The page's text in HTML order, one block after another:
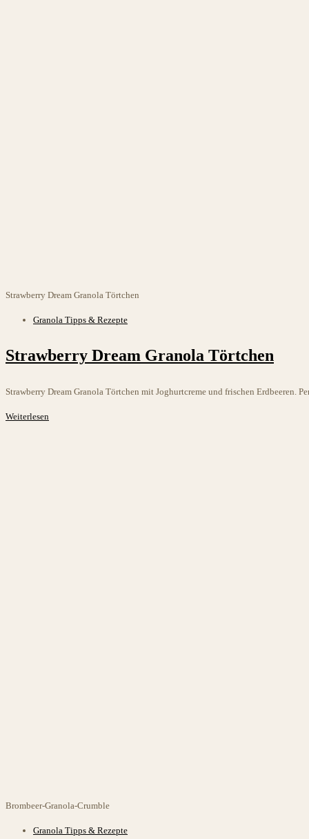
Strawberry Dream Granola Törtchen
Beitrags-
Granola Tipps & Rezepte
Strawberry Dream Granola Törtchen
Strawberry Dream Granola Törtchen mit Joghurtcreme und frischen Erdbeeren.
Weiterlesen
Brombeer-Granola-Crumble
Beitrags-
Granola Tipps & Rezepte